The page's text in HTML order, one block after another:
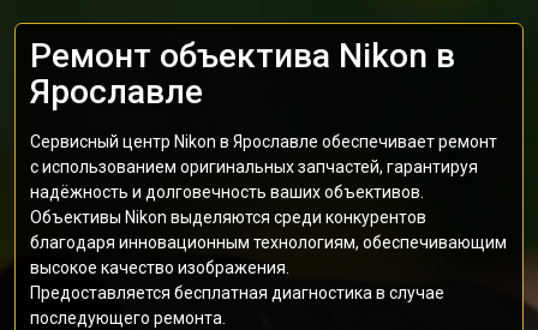
Ремонт объектива Nikon в
Ярославле
Сервисный центр Nikon в Ярославле обеспечивает ремонт
с использованием оригинальных запчастей, гарантируя
надёжность и долговечность ваших объективов.
Объективы Nikon выделяются среди конкурентов
благодаря инновационным технологиям, обеспечивающим
высокое качество изображения.
Предоставляется бесплатная диагностика в случае
последующего ремонта.